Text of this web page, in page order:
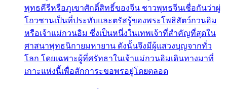
พุทธคีรีหรือภูเขาศักดิ์สิทธิ์ของจีน ชาวพุทธจีนเชื่อกันว่าผู่
โถวซานเป็นที่ประทับและตรัสรู้ของพระโพธิสัตว์กวนอิม
หรือเจ้าแม่กวนอิม ซึ่งเป็นหนึ่งในเทพเจ้าที่สำคัญที่สุดใน
ศาสนาพุทธนิกายมหายาน ดังนั้นจึงมีผู้แสวงบุญจากทั่ว
โลก โดยเฉพาะผู้ที่ศรัทธาในเจ้าแม่กวนอิมเดินทางมาที่
เกาะแห่งนี้เพื่อสักการะขอพรอยู่โดยตลอด